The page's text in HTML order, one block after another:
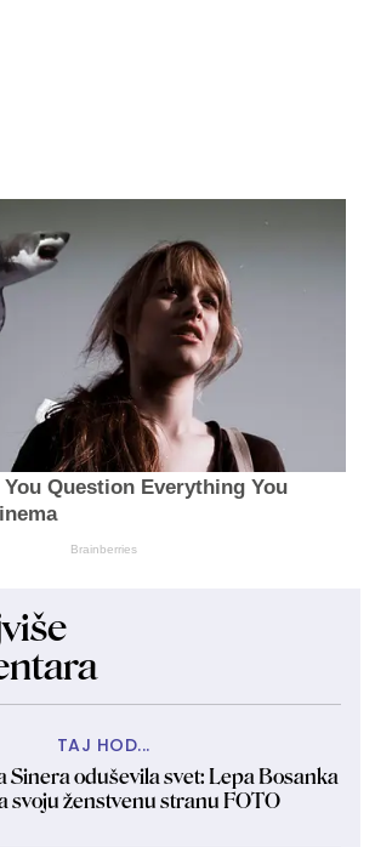
You Question Everything You
Brainberries
TAJ HOD...
Sinera oduševila svet: Lepa Bosanka
svoju ženstvenu stranu FOTO